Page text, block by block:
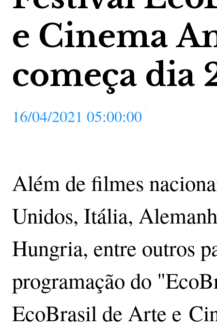
e Cinema
começa dia
16/04/2021 05:00:00
Além de filmes
Unidos, Itália,
Hungria, entre outros
programação do
EcoBrasil de Arte e